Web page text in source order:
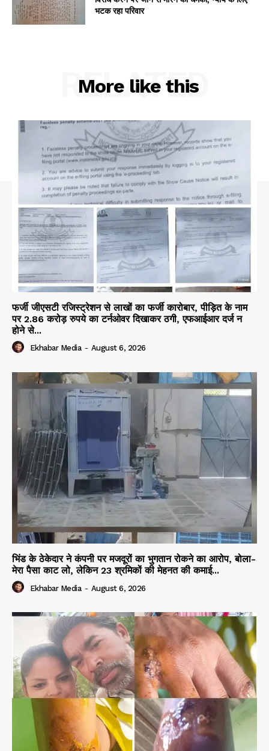
भटक रहा परिवार
More like this
RELATED
फर्जी जीएसटी रजिस्ट्रेशन से लाखों का फर्जी कारोबार, पीड़ित के नाम
पर 2.86 करोड़ रुपये का टर्नओवर दिखाकर ठगी, एफआईआर दर्ज न
होने से...
Ekhabar Media - August 6, 2026
भिंड के ठेकेदार ने कंपनी पर मजदूरों का भुगतान रोकने का आरोप, बोला-
मेरा पैसा काट लो, लेकिन 23 श्रमिकों की मेहनत की कमाई...
Ekhabar Media - August 6, 2026